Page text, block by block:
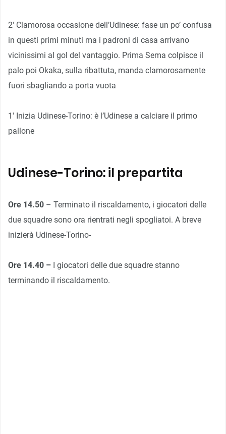
2′ Clamorosa occasione dell’Udinese: fase un po’ confusa
in questi primi minuti ma i padroni di casa arrivano
vicinissimi al gol del vantaggio. Prima Sema colpisce il
palo poi Okaka, sulla ribattuta, manda clamorosamente
fuori sbagliando a porta vuota
1′ Inizia Udinese-Torino: è l’Udinese a calciare il primo
pallone
Udinese-Torino: il prepartita
Ore 14.50 – Terminato il riscaldamento, i giocatori delle
due squadre sono ora rientrati negli spogliatoi. A breve
inizierà Udinese-Torino-
Ore 14.40 – I giocatori delle due squadre stanno
terminando il riscaldamento.